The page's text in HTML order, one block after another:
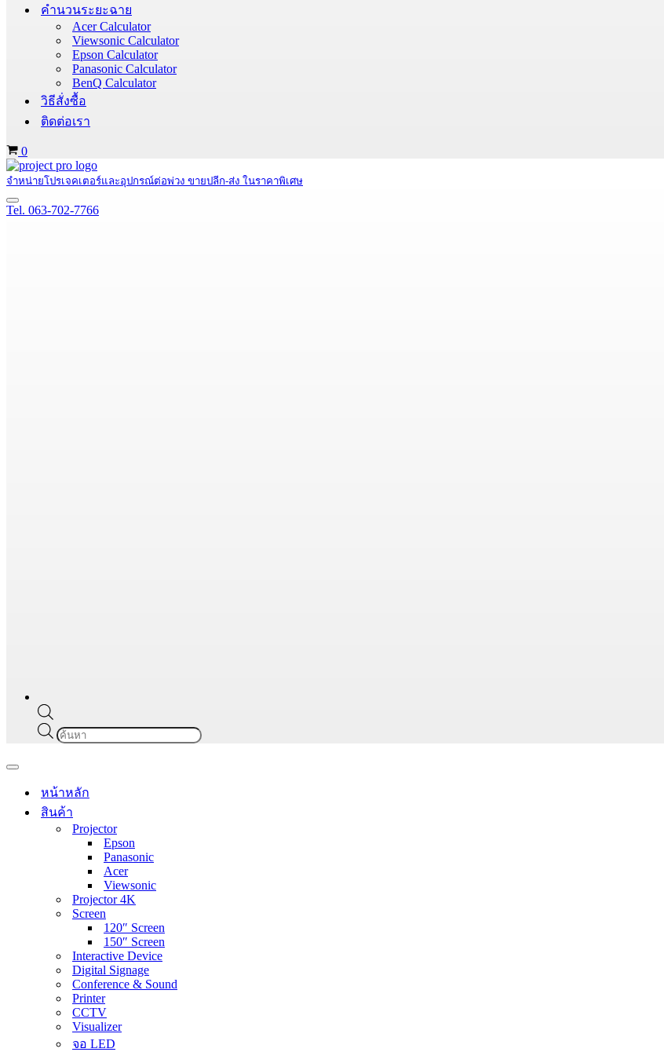
คำนวนระยะฉาย
Acer Calculator
Viewsonic Calculator
Epson Calculator
Panasonic Calculator
BenQ Calculator
วิธีสั่งซื้อ
ติดต่อเรา
Cart
0
จำหน่ายโปรเจคเตอร์และอุปกรณ์ต่อพ่วง ขายปลีก-ส่ง ในราคาพิเศษ
Navigation
Menu
Tel. 063-702-7766
Products
search
Navigation
หน้าหลัก
สินค้า
Projector
Epson
Panasonic
Acer
Viewsonic
Projector 4K
Screen
120″ Screen
150″ Screen
Interactive Device
Digital Signage
Conference & Sound
Printer
CCTV
Visualizer
จอ LED